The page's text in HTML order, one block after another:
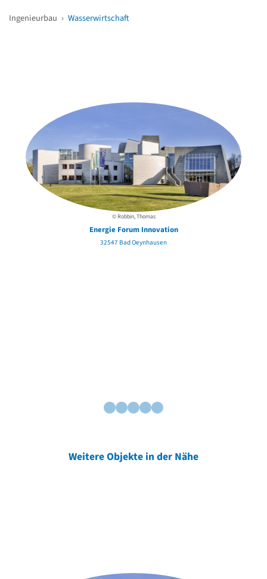
Ingenieurbau › Wasserwirtschaft
© Robbin, Thomas
Energie Forum Innovation
32547 Bad Oeynhausen
Weitere Objekte in der Nähe